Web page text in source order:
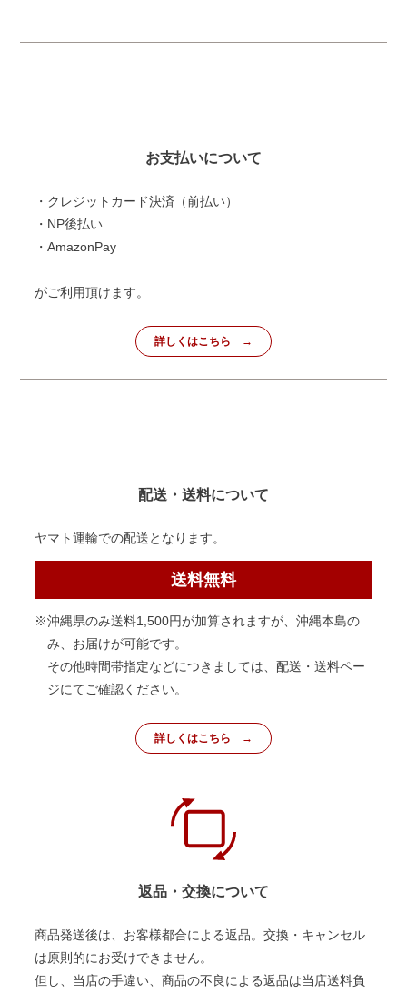
お支払いについて
・クレジットカード決済（前払い）
・NP後払い
・AmazonPay
がご利用頂けます。
詳しくはこちら
配送・送料について
ヤマト運輸での配送となります。
送料無料
※沖縄県のみ送料1,500円が加算されますが、沖縄本島の
み、お届けが可能です。
その他時間帯指定などにつきましては、配送・送料ペー
ジにてご確認ください。
詳しくはこちら
返品・交換について
商品発送後は、お客様都合による返品。交換・キャンセル
は原則的にお受けできません。
但し、当店の手違い、商品の不良による返品は当店送料負